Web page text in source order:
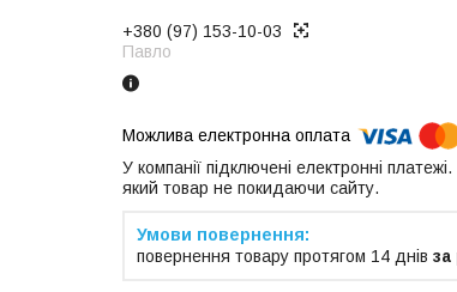
+380 (97) 153-10-03
Павло
У компанії підключені електронні
який товар не покидаючи сайту.
повернення товару протягом 14 днів за